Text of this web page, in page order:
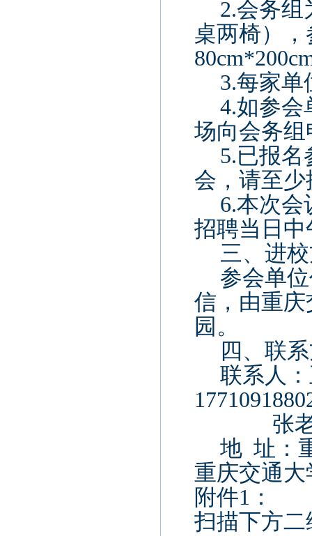
2.会务组
桌两椅）
3.每家单
4.如参会
场向会务
5.已报名
会，请至少
6.本次会
招聘当日
三、进
参会单
信，由重
园。
四、联
联系人
张
地 址：
重庆交通
附件1 ：
扫描下方